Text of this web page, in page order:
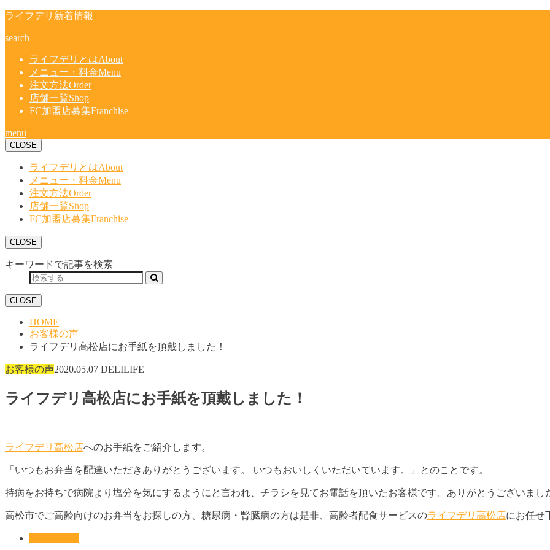
ライフデリ新着情報
search
ライフデリとはAbout
メニュー・料金Menu
注文方法Order
店舗一覧Shop
FC加盟店募集Franchise
menu
CLOSE
ライフデリとはAbout
メニュー・料金Menu
注文方法Order
店舗一覧Shop
FC加盟店募集Franchise
CLOSE
キーワードで記事を検索
CLOSE
HOME
お客様の声
ライフデリ高松店にお手紙を頂戴しました！
お客様の声2020.05.07 DELILIFE
ライフデリ高松店にお手紙を頂戴しました！
ライフデリ高松店へのお手紙をご紹介します。
「いつもお弁当を配達いただきありがとうございます。 いつもおいしくいただいています。」とのことです。
持病をお持ちで病院より塩分を気にするようにと言われ、チラシを見てお電話を頂いたお客様です。ありがとうございまし
高松市でご高齢向けのお弁当をお探しの方、糖尿病・腎臓病の方は是非、高齢者配食サービスのライフデリ高松店にお任せ